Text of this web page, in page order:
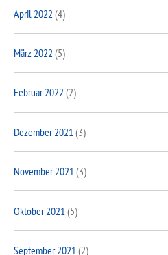
April 2022 (4)
März 2022 (5)
Februar 2022 (2)
Dezember 2021 (3)
November 2021(3)
Oktober 2021 (5)
September 2021 (2)